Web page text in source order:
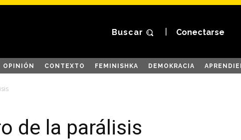
Buscar Conectarse
OPINIÓN CONTEXTO FEMINISHKA DEMOKRACIA
de la parálisis